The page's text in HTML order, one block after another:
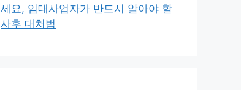
세요, 임대사업자가 반드시 알아야 할
사후 대처법